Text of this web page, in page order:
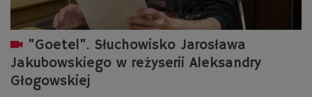
"Goetel". Słuchowisko Jarosława
Jakubowskiego w reżyserii Aleksandry
Głogowskiej